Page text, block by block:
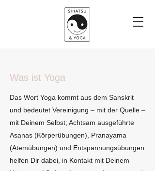
Was ist Yoga
Das Wort Yoga kommt aus dem Sanskrit
und bedeutet Vereinigung – mit der Quelle –
mit Deinem Selbst; Achtsam ausgeführte
Asanas (Körperübungen), Pranayama
(Atemübungen) und Entspannungsübungen
helfen Dir dabei, in Kontakt mit Deinem